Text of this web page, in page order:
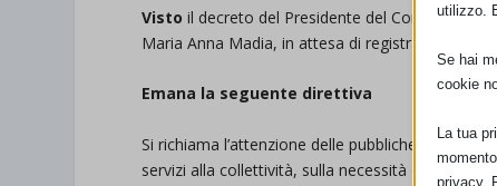
Visto il decreto del Presidente del Consiglio dei
Maria Anna Madia, in attesa di registrazione da
Emana la seguente direttiva
Si richiama l’attenzione delle pubbliche
servizi alla collettività, sulla necessità di
utilizzo.
Se hai
cookie
La tua
privacy.